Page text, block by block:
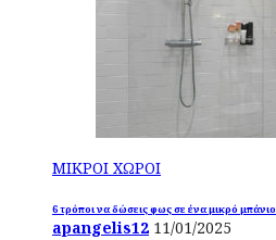
ΜΙΚΡΟΙ ΧΩΡΟΙ
6 τρόποι να δώσεις φως σε ένα μικρό
apangelis12 11/01/2025